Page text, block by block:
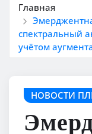
Главная
спектральный
учётом
НОВОСТИ